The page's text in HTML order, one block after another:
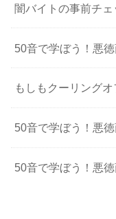
闇バイトの事前チ
50音で学ぼう！悪徳
もしもクーリング
50音で学ぼう！悪徳
50音で学ぼう！悪徳